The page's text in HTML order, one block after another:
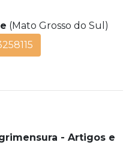
(Mato Grosso do Sul)
- Artigos e